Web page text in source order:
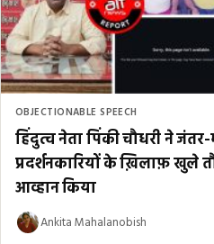
OBJECTIONABLE SPEECH
हिंदुत्व नेता पिंकी चौधरी ने
प्रदर्शनकारियों के ख़िलाफ़ खुले
आव्हान किया
Ankita Mahalanobish